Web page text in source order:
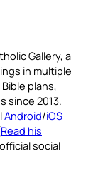
Gallery, a
in multiple
plans,
since 2013.
Android/iOS
Read his
social